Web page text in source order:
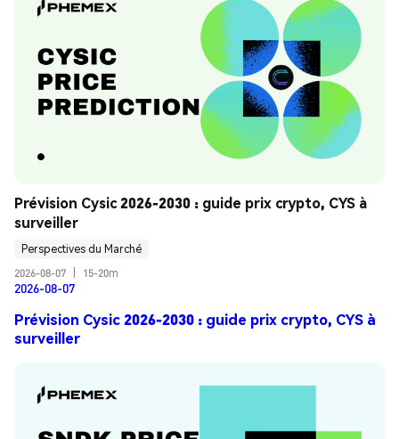
Prévision Cysic 2026-2030 : guide prix crypto, CYS à
surveiller
Perspectives du Marché
2026-08-07
15-20m
2026-08-07
Prévision Cysic 2026-2030 : guide prix crypto, CYS à
surveiller